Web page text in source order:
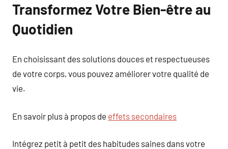
Transformez Votre Bien-être au
Quotidien
En choisissant des solutions douces et respectueuses
de votre corps, vous pouvez améliorer votre qualité de
vie.
En savoir plus à propos de effets secondaires
Intégrez petit à petit des habitudes saines dans votre